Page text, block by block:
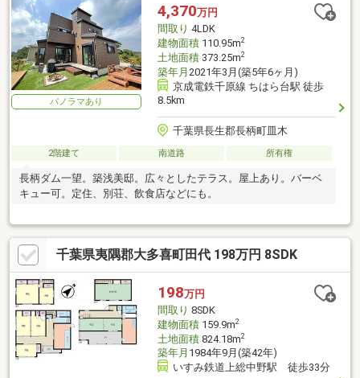
パノラマあり
4,370万円
間取り 4LDK
建物面積110.95m2
土地面積373.25m2
築年月 2021年3月(築5年6ヶ月)
京成電鉄千原線 ちはら台駅 徒歩
8.5km
千葉県長生郡長柄町皿木
2階建て 南道路 所有権
長柄ダム一望。築浅美邸。広々としたテラス。屋上あり。バーベ
キュー可。定住、別荘、飲食店などにも。
千葉県夷隅郡大多喜町田代 198万円 8SDK
198万円
間取り 8SDK
建物面積159.9m2
土地面積824.18m2
築年月 1984年9月(築42年)
いすみ鉄道上総中野駅 徒歩33分